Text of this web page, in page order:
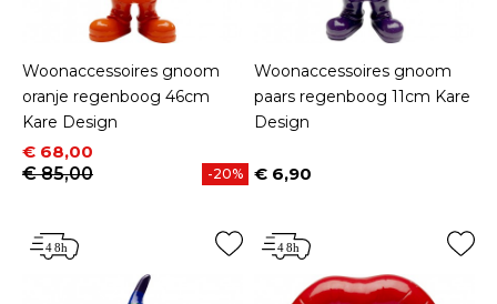
Woonaccessoires gnoom
oranje regenboog 46cm
Kare Design
Prijs
€ 68,00
Normale prijs
€ 85,00
-20%
Woonaccessoires gnoom
paars regenboog 11cm Kare
Design
Prijs
€ 6,90